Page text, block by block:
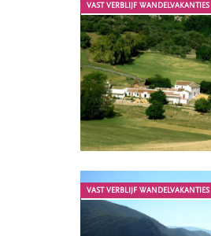
VAST VERBLIJF WANDELVAKANTIES
VAST VERBLIJF WANDELVAKANTIES